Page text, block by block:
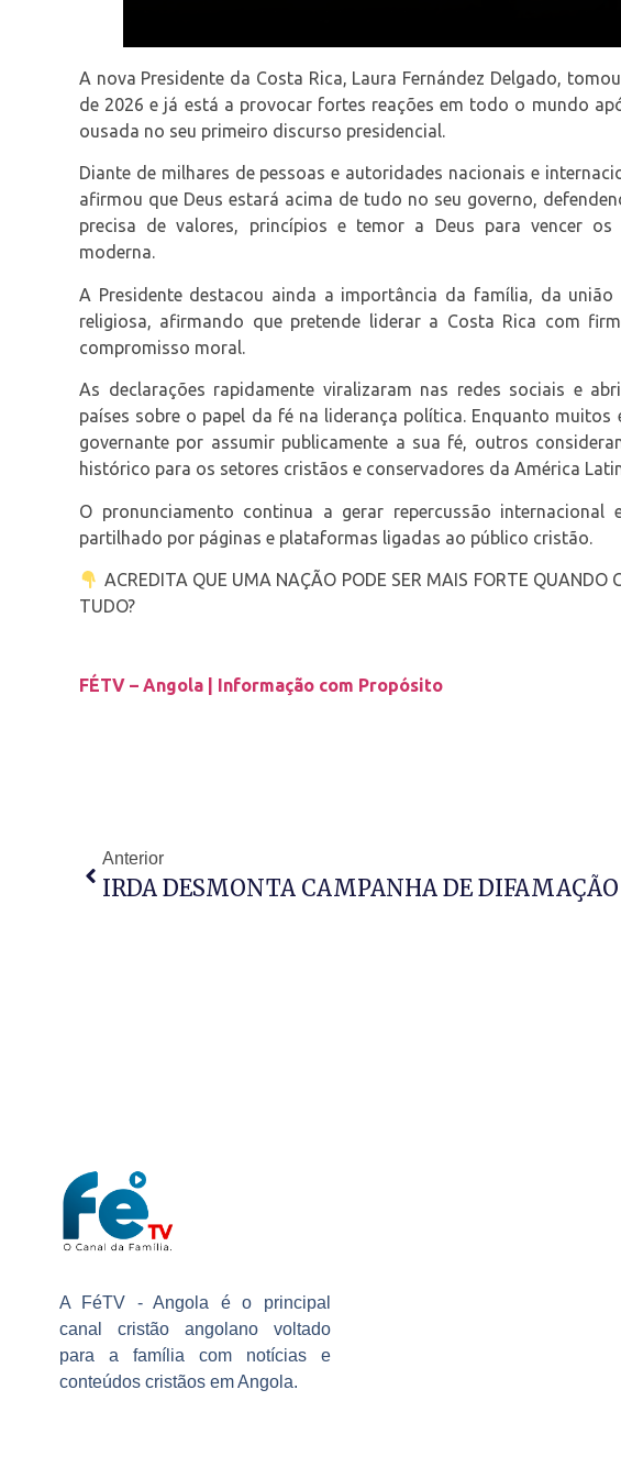
A nova Presidente da Costa Rica, Laura Fernández Delgado,
de 2026 e já está a provocar fortes reações em todo o mundo
ousada no seu primeiro discurso presidencial.
Diante de milhares de pessoas e autoridades nacionais e
afirmou que Deus estará acima de tudo no seu governo,
precisa de valores, princípios e temor a Deus para vencer os
moderna.
A Presidente destacou ainda a importância da família, da
religiosa, afirmando que pretende liderar a Costa Rica com
compromisso moral.
As declarações rapidamente viralizaram nas redes sociais e
países sobre o papel da fé na liderança política. Enquanto muitos
governante por assumir publicamente a sua fé, outros
histórico para os setores cristãos e conservadores da América
O pronunciamento continua a gerar repercussão internacional
partilhado por páginas e plataformas ligadas ao público cristão.
ACREDITA QUE UMA NAÇÃO PODE SER MAIS FORTE QUANDO
TUDO?
FÉTV – Angola | Informação com Propósito
Anterior
IRDA DESMONTA CAMPANHA DE DIFAMAÇÃO
A FéTV - Angola é o principal
canal cristão angolano voltado
para a família com notícias e
conteúdos cristãos em Angola.